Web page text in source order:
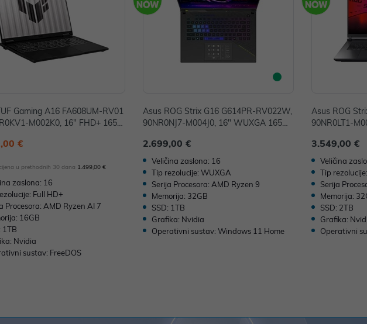
Gaming A16 FA608UM-RV01
M002K0, 16" FHD+ 165H
NVIDIA GeForce RTX 5060 8G
€
u prethodnih 30 dana 1.499,00 €
zaslona: 16
Full HD+
Procesora: AMD Ryzen AI 7
16GB
1TB
Nvidia
sustav: FreeDOS
Asus ROG Strix G16 G614PR-RV022W,
90NR0NJ7-M004J0, 16" WUXGA 165H
D, W11H, NVIDIA GeForce RTX 5070 Ti
12GB
2.699,00 €
Veličina zaslona: 16
Tip rezolucije: WUXGA
Serija Procesora: AMD Ryzen 9
Memorija: 32GB
SSD: 1TB
Grafika: Nvidia
Operativni sustav: Windows 11 Home
Asus ROG
90NR0LT1-
SSD, W11H,
Ti 12GB
3.549,00 €
Veličina
Tip
Serija
Memorija:
SSD: 2TB
Grafika:
Operativni